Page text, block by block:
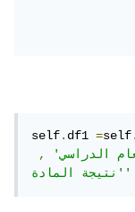
self.df1 =self
الدراسي'
,
'نتيجة المادة'